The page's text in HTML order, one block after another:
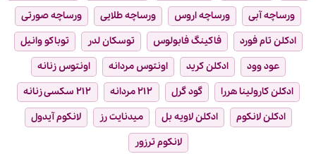
ورساچه آبی
ورساچه اروس ورساچه طلایی
ورساچه صورتی
ادکلن تام فورد
فاکینگ فابولوس توسکان لدر
توباکو وانیل
عود وود
ادکلن کرید اونتوس مردانه
اونتوس زنانه
ادکلن کارولینا هررا
گود گرل ۲۱۲ مردانه
۲۱۲ سکسی زنانه
ادکلن لانکوم
ادکلن لاویه بل میدنایت رز
لانکوم آیدول
لانکوم ترزور